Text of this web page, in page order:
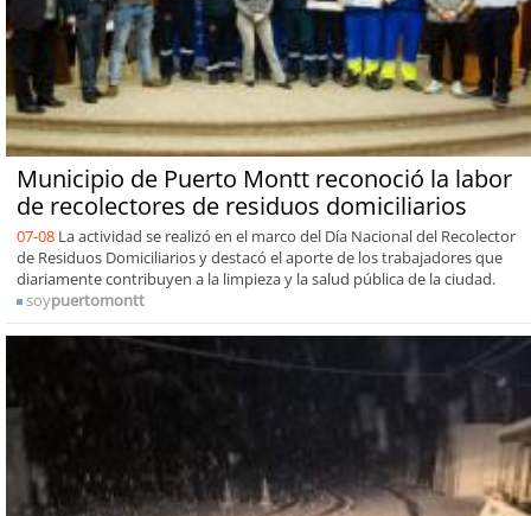
Municipio de Puerto Montt reconoció la labor
de recolectores de residuos domiciliarios
07-08 La actividad se realizó en el marco del Día Nacional del Recolector
de Residuos Domiciliarios y destacó el aporte de los trabajadores que
diariamente contribuyen a la limpieza y la salud pública de la ciudad.
soypuertomontt